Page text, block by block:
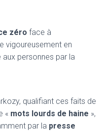
zéro face à
vigoureusement en
aux personnes par la
qualifiant ces faits de
« mots lourds de haine »,
par la presse